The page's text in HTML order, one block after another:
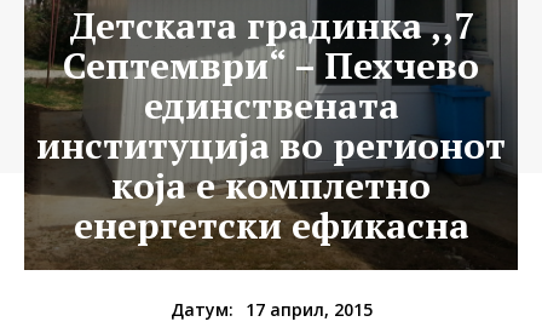
Детската градинка ,,7
Септември“ – Пехчево
единствената
институција во регионот
која е комплетно
енергетски ефикасна
Датум: 17 април, 2015